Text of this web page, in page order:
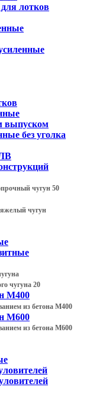
лотков
выпуском
без уголка
чугун 50
чугун
чугуна 20
М400
из бетона М400
М600
из бетона М600